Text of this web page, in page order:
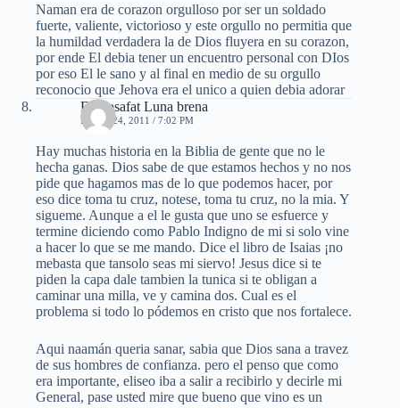
Naman era de corazon orgulloso por ser un soldado
fuerte, valiente, victorioso y este orgullo no permitia que
la humildad verdadera la de Dios fluyera en su corazon,
por ende El debia tener un encuentro personal con DIos
por eso El le sano y al final en medio de su orgullo
reconocio que Jehova era el unico a quien debia adorar
Dr. Josafat Luna brena
MAYO 24, 2011 / 7:02 PM
Hay muchas historia en la Biblia de gente que no le
hecha ganas. Dios sabe de que estamos hechos y no nos
pide que hagamos mas de lo que podemos hacer, por
eso dice toma tu cruz, notese, toma tu cruz, no la mia. Y
sigueme. Aunque a el le gusta que uno se esfuerce y
termine diciendo como Pablo Indigno de mi si solo vine
a hacer lo que se me mando. Dice el libro de Isaias ¡no
mebasta que tansolo seas mi siervo! Jesus dice si te
piden la capa dale tambien la tunica si te obligan a
caminar una milla, ve y camina dos. Cual es el
problema si todo lo pódemos en cristo que nos fortalece.
Aqui naamán queria sanar, sabia que Dios sana a travez
de sus hombres de confianza. pero el penso que como
era importante, eliseo iba a salir a recibirlo y decirle mi
General, pase usted mire que bueno que vino es un